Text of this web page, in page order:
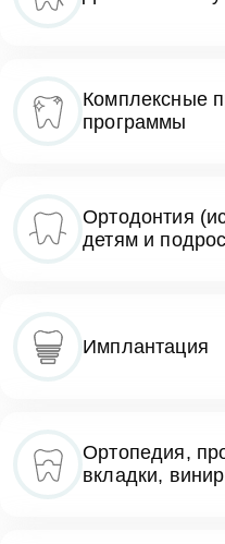
Комплексные
программы
Ортодонтия
детям и
Имплантация
Ортопедия,
вкладки,